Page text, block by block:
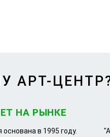
АРТ-
НА РЫНКЕ
основана в 1995 году.